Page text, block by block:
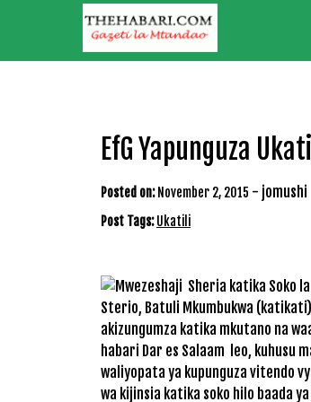
EfG Yapunguza
Posted on: November 2, 2015 - jomushi
Post Tags:Ukatili